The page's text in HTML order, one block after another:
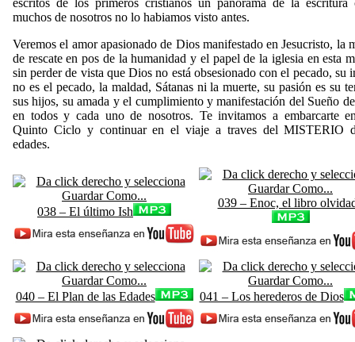
muchos de nosotros no lo habiamos visto antes.
Veremos el amor apasionado de Dios manifestado en Jesucristo, la
de rescate en pos de la humanidad y el papel de la iglesia en esta
sin perder de vista que Dios no está obsesionado con el pecado, su
no es el pecado, la maldad, Sátanas ni la muerte, su pasión es su
sus hijos, su amada y el cumplimiento y manifestación del Sueño
en todos y cada uno de nosotros. Te invitamos a embarcarte
Quinto Ciclo y continuar en el viaje a traves del MISTERIO
edades.
038 – El último Ish
039 – Enoc, el libro
040 – El Plan de las Edades 041 – Los herederos de Dios